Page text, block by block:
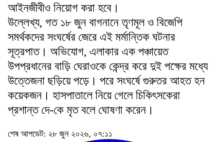
আইনজীবীও নিয়োগ করা হবে।
উল্লেখ্য, গত ১৮ জুন বাগনানে তৃণমূল ও বিজেপি
সমর্থকদের সংঘর্ষের জেরে এই মর্মান্তিক ঘটনার
সূত্রপাত। অভিযোগ, এলাকার এক পঞ্চায়েত
উপপ্রধানের বাড়ি ঘেরাওকে কেন্দ্র করে দুই পক্ষের মধ্যে
উত্তেজনা ছড়িয়ে পড়ে। পরে সংঘর্ষে গুরুতর আহত হন
কয়েকজন। হাসপাতালে নিয়ে গেলে চিকিৎসকেরা
প্রশান্ত দে-কে মৃত বলে ঘোষণা করেন।
শেষ আপডেট: ২৮ জুন ২০২৬, ০৭:১১